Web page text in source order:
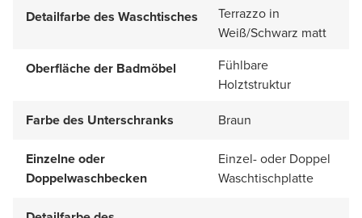
Detailfarbe des Waschtisches
Terrazzo in
Weiß/Schwarz matt
Oberfläche der Badmöbel
Fühlbare
Holztstruktur
Farbe des Unterschranks
Braun
Einzelne oder
Doppelwaschbecken
Einzel- oder Doppel
Waschtischplatte